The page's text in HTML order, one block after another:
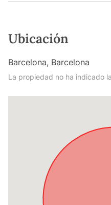
Ubicación
Barcelona, Barcelona
La propiedad no ha indicado